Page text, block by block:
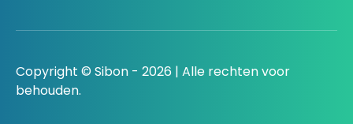
Copyright © Sibon - 2026 | Alle rechten voor
behouden.